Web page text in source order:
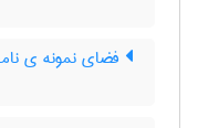
فضای نمونه ی